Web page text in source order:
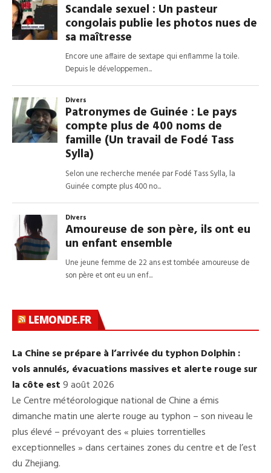
LEMONDE.FR
La Chine se prépare à l’arrivée du typhon Dolphin :
vols annulés, évacuations massives et alerte rouge sur
la côte est9 août 2026
Le Centre météorologique national de Chine a émis
dimanche matin une alerte rouge au typhon – son niveau le
plus élevé – prévoyant des « pluies torrentielles
exceptionnelles » dans certaines zones du centre et de l’est
du Zhejiang.